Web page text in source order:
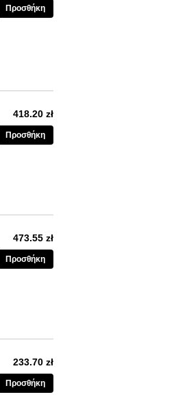
Προσθήκη
418.20 zł
Προσθήκη
473.55 zł
Προσθήκη
233.70 zł
Προσθήκη